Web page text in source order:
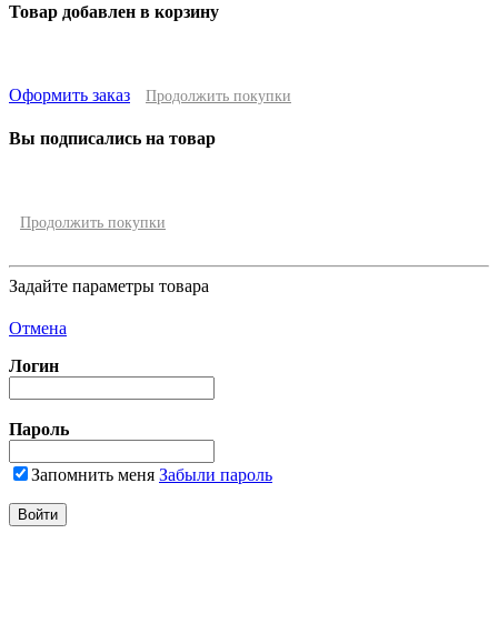
Товар добавлен в корзину
Оформить заказ Продолжить покупки
Вы подписались на товар
Продолжить покупки
Задайте параметры товара
Отмена
Логин
Пароль
Запомнить меня Забыли пароль